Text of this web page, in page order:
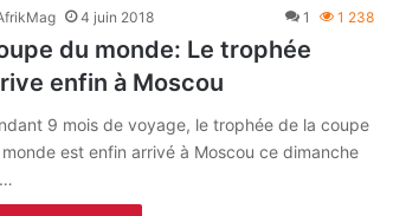
4 juin 2018 1 1 238
du monde: Le trophée
enfin à Moscou
9 mois de voyage, le trophée de la coupe
est enfin arrivé à Moscou ce dimanche